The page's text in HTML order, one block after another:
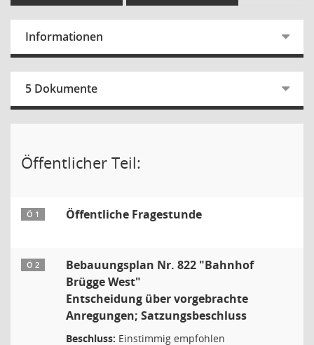
Informationen
5 Dokumente
Öffentlicher Teil:
Ö 1 Öffentliche Fragestunde
Ö 2
Bebauungsplan Nr. 822 "Bahnhof
Brügge West"
Entscheidung über vorgebrachte
Anregungen; Satzungsbeschluss
Beschluss: Einstimmig empfohlen